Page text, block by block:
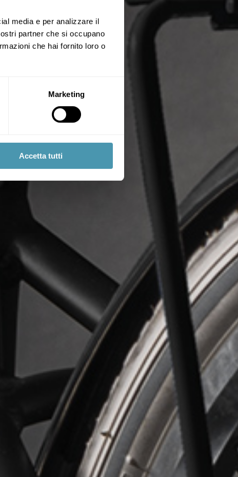
media e per analizzare il
partner che si occupano
che hai fornito loro o
Marketing
Accetta tutti